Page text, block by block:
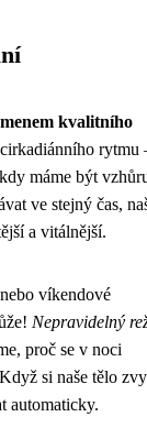
kvalitního
rytmu
máme být
ve stejný čas,
a vitálnější.
víkendové
Nepravidelný
proč se v noci
si naše tělo
automaticky.